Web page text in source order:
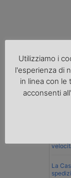
La
col
La
Utilizziamo i
l'esperienza di
in linea con le
acconsenti